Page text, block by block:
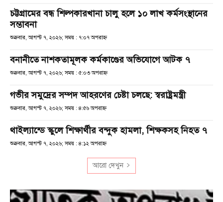
চট্টগ্রামের বন্ধ শিল্পকারখানা চালু হলে ১০ লাখ কর্মসংস্থানের
সম্ভাবনা
শুক্রবার, আগস্ট ৭, ২০২৬; সময় : ৭:০৭ অপরাহ্ণ
বনানীতে নাশকতামূলক কর্মকাণ্ডের অভিযোগে আটক ৭
শুক্রবার, আগস্ট ৭, ২০২৬; সময় : ৫:০৩ অপরাহ্ণ
গভীর সমুদ্রের সম্পদ আহরণের চেষ্টা চলছে: স্বরাষ্ট্রমন্ত্রী
শুক্রবার, আগস্ট ৭, ২০২৬; সময় : ৪:৫৬ অপরাহ্ণ
থাইল্যান্ডে স্কুলে শিক্ষার্থীর বন্দুক হামলা, শিক্ষকসহ নিহত ৭
শুক্রবার, আগস্ট ৭, ২০২৬; সময় : ৪:১২ অপরাহ্ণ
আরো দেখুন